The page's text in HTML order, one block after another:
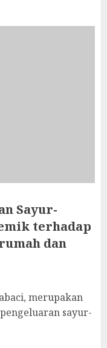
Sayur-
terhadap
dan
merupakan
sayur-